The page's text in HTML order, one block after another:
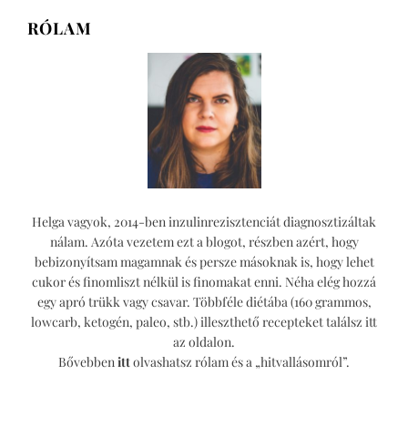
RÓLAM
Helga vagyok, 2014-ben inzulinrezisztenciát diagnosztizáltak
nálam. Azóta vezetem ezt a blogot, részben azért, hogy
bebizonyítsam magamnak és persze másoknak is, hogy lehet
cukor és finomliszt nélkül is finomakat enni. Néha elég hozzá
egy apró trükk vagy csavar. Többféle diétába (160 grammos,
lowcarb, ketogén, paleo, stb.) illeszthető recepteket találsz itt
az oldalon.
Bővebbenittolvashatsz rólam és a „hitvallásomról”.